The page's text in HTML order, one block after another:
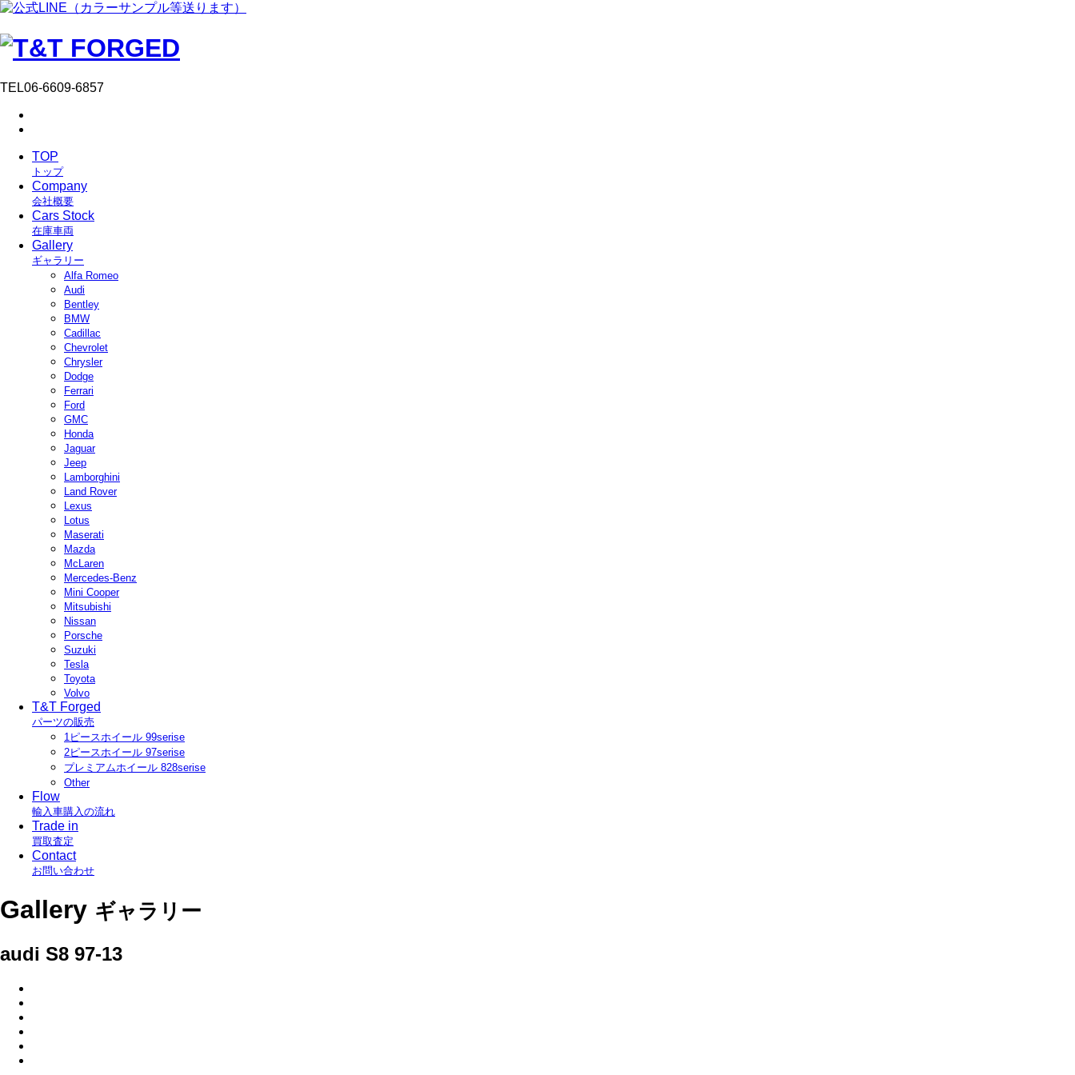
TEL06-6609-6857
TOP
トップ
Company
会社概要
Cars Stock
在庫車両
Gallery
ギャラリー
Alfa Romeo
Audi
Bentley
BMW
Cadillac
Chevrolet
Chrysler
Dodge
Ferrari
Ford
GMC
Honda
Jaguar
Jeep
Lamborghini
Land Rover
Lexus
Lotus
Maserati
Mazda
McLaren
Mercedes-Benz
Mini Cooper
Mitsubishi
Nissan
Porsche
Suzuki
Tesla
Toyota
Volvo
T&T Forged
パーツの販売
1ピースホイール 99serise
2ピースホイール 97serise
プレミアムホイール 828serise
Other
Flow
輸入車購入の流れ
Trade in
買取査定
Contact
お問い合わせ
Gallery ギャラリー
audi S8 97-13